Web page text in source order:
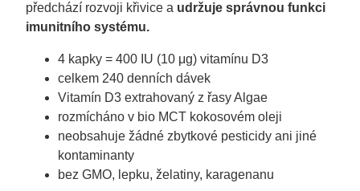
předchází rozvoji křivice a udržuje správnou funkci
imunitního systému.
4 kapky = 400 IU (10 μg) vitamínu D3
celkem 240 denních dávek
Vitamín D3 extrahovaný z řasy Algae
rozmícháno v bio MCT kokosovém oleji
neobsahuje žádné zbytkové pesticidy ani jiné
kontaminanty
bez GMO, lepku, želatiny, karagenanu